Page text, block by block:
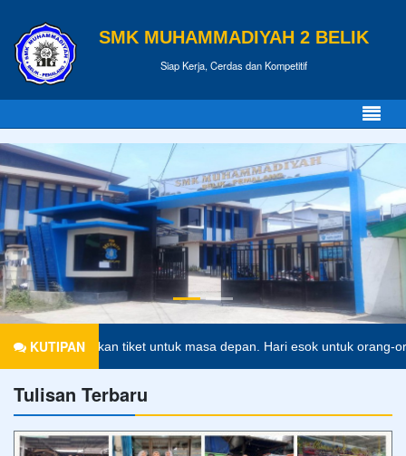
SMK MUHAMMADIYAH 2 BELIK
Siap Kerja, Cerdas dan Kompetitif
KUTIPANtiket untuk masa depan. Hari esok untuk orang-orang
Tulisan Terbaru